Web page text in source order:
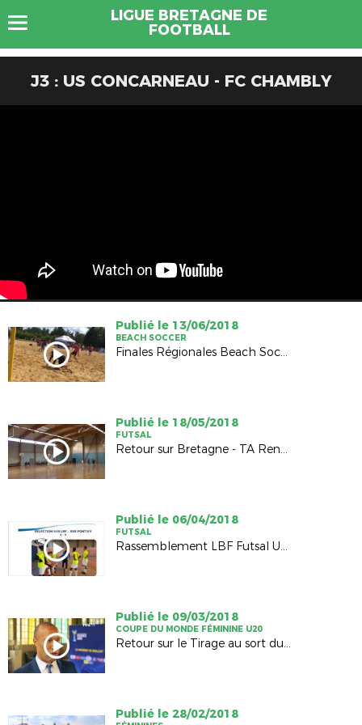
LIGUE BRETAGNE DE
FOOTBALL
J3 : US CONCARNEAU - FC CHAMBLY
Publié le 13/06/2018
BEACH SOCCER
Finales Régionales Beach Soccer 2018
Publié le 18/05/2018
FUTSAL
Retour sur Bretagne - TA Rennes : match de préparation
Publié le 06/04/2018
FUTSAL
Rassemblement LBF Futsal U18/U17
Publié le 09/03/2018
COUPE DU MONDE FÉMININE U20
Retour sur le Tirage au sort du Mondial U20F
Publié le 28/02/2018